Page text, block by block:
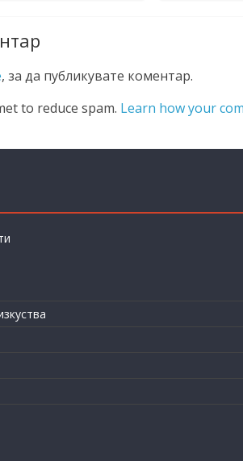
, за да публикувате коментар.
to reduce spam. Learn how your